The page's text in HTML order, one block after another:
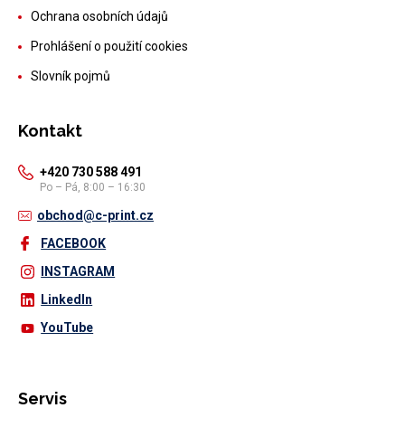
Ochrana osobních údajů
Prohlášení o použití cookies
Slovník pojmů
Kontakt
+420 730 588 491
Po – Pá, 8:00 – 16:30
obchod@c-print.cz
FACEBOOK
INSTAGRAM
LinkedIn
YouTube
Servis